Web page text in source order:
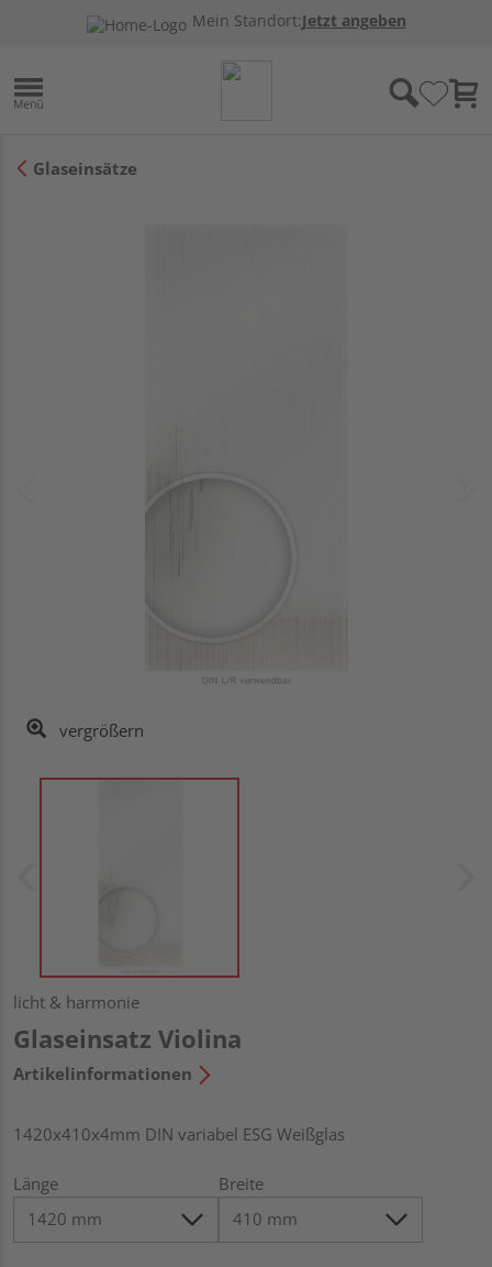
Mein Standort:Jetzt angeben
Glaseinsätze
vergrößern
licht & harmonie
Glaseinsatz Violina
Artikelinformationen
1420x410x4mm DIN variabel ESG Weißglas
Länge Breite